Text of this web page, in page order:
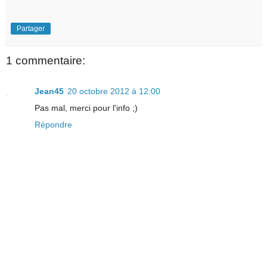
Partager
1 commentaire:
Jean45 20 octobre 2012 à 12:00
Pas mal, merci pour l'info ;)
Répondre